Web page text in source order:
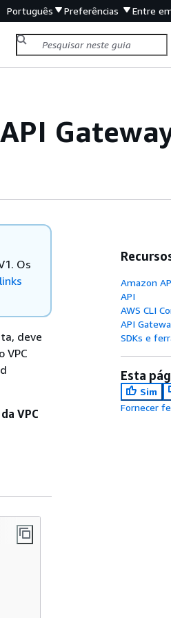
Português Preferências Entre
Os
links
deve
VPC
VPC
Amazon
API
AWS CLI
API
SDKs e
Esta
Sim
Fornecer